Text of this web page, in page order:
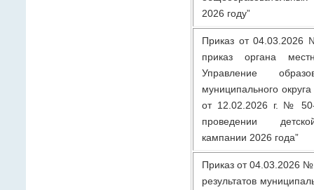
2026 году”
Приказ от
приказ органа
Управление
муниципального
от 12.02.2026 г. №
проведении
кампании 2026 года”
Приказ от 04.03.2026
результатов